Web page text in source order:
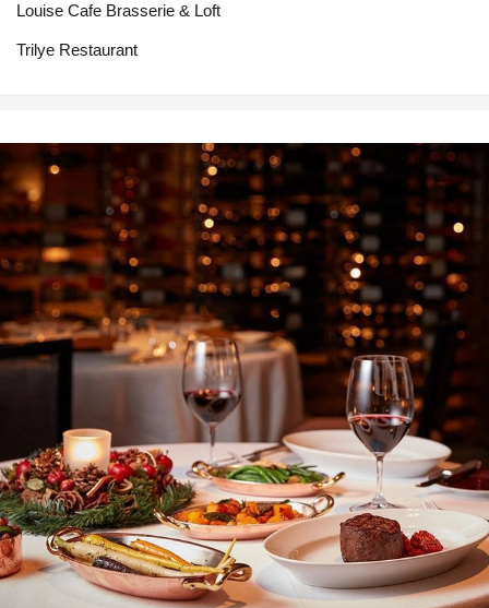
Louise Cafe Brasserie & Loft
Trilye Restaurant